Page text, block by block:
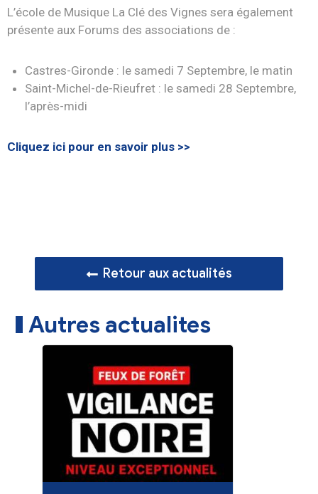
L’école de Musique La Clé des Vignes sera également
présente aux Forums des associations de :
Castres-Gironde : le samedi 7 Septembre, le matin
Saint-Michel-de-Rieufret : le samedi 28 Septembre,
l’après-midi
Cliquez ici pour en savoir plus >>
Retour aux actualités
Autres actualites